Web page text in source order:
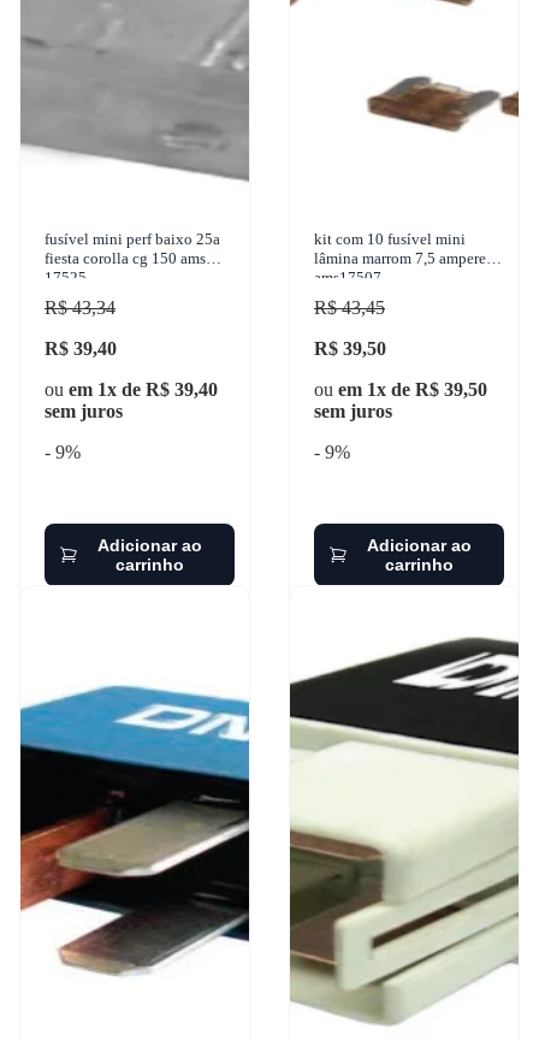
fusível mini perf baixo 25a
fiesta corolla cg 150 ams
17525
R$ 43,34
R$ 39,40
ou em 1x de R$ 39,40
sem juros
- 9%
Adicionar ao
carrinho
kit com 10 fusível mini
lâmina marrom 7,5 ampere
ams17507
R$ 43,45
R$ 39,50
ou em 1x de R$ 39,50
sem juros
- 9%
Adicionar ao
carrinho